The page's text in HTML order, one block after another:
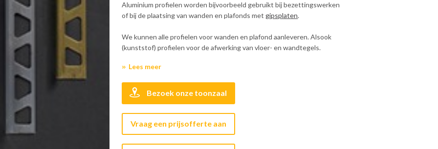
Aluminium profielen worden bijvoorbeeld gebruikt bij bezettingswerken
of bij de plaatsing van wanden en plafonds met gipsplaten.
We kunnen alle profielen voor wanden en plafond aanleveren. Alsook
(kunststof) profielen voor de afwerking van vloer- en wandtegels.
Lees meer
Bezoek onze toonzaal
Vraag een prijsofferte aan